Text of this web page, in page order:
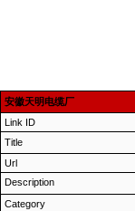
安徽天明电缆厂
Link ID
Title
Url
Description
Category